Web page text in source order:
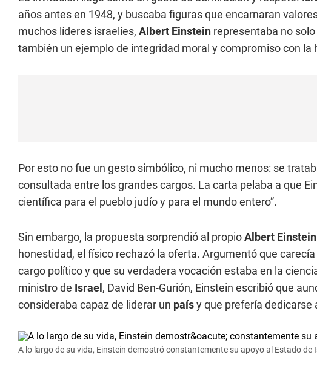
años antes en 1948, y buscaba figuras que encarnaran
muchos líderes israelíes, Albert Einstein representaba no
también un ejemplo de integridad moral y compromiso con la
Por esto no fue un gesto simbólico, ni mucho menos: se
consultada entre los grandes cargos. La carta pelaba a que
científica para el pueblo judío y para el mundo entero”.
Sin embargo, la propuesta sorprendió al propioAlbert Einstein
honestidad, el físico rechazó la oferta. Argumentó que
cargo político y que su verdadera vocación estaba en la
ministro de Israel , David Ben-Gurión, Einstein escribió que
consideraba capaz de liderar un paísy que prefería dedicarse
A lo largo de su vida, Einstein demostró constantemente su apoyo al Estado de